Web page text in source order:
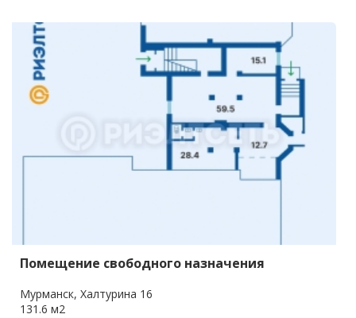
Помещение свободного назначения
Мурманск, Халтурина 16
131.6 м2